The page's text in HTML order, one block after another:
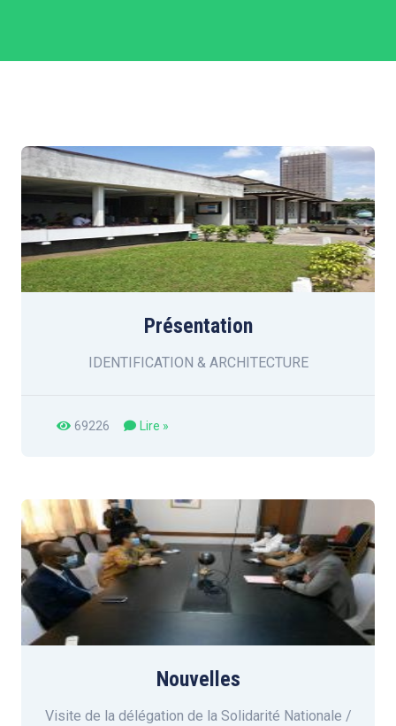
Présentation
IDENTIFICATION & ARCHITECTURE
69226 Lire »
Nouvelles
Visite de la délégation de la Solidarité Nationale /